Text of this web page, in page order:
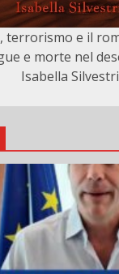
terrorismo e il
e morte nel
Isabella Silvestri